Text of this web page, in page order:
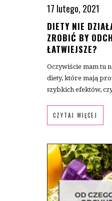
17 lutego, 2021
DIETY NIE
ZROBIĆ BY
ŁATWIEJSZE?
Oczywiście mam tu
diety, które mają
szybkich efektów,
CZYTAJ WIĘCEJ